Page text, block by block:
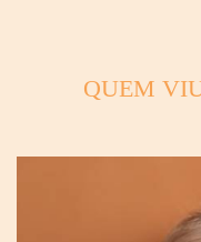
QUEM